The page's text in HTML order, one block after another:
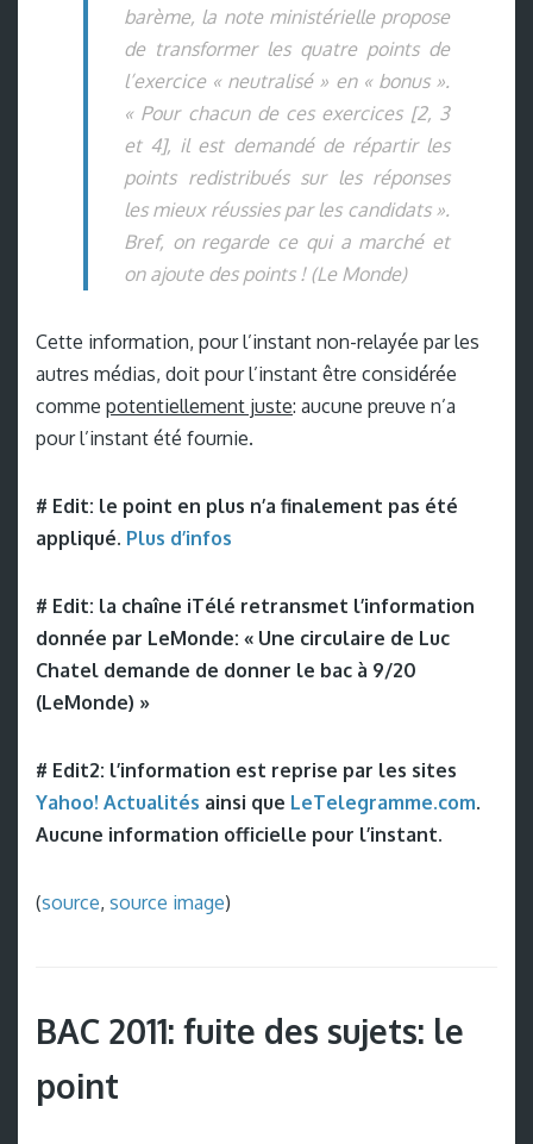
barème, la note ministérielle propose
de transformer les quatre points de
l’exercice « neutralisé » en « bonus ».
« Pour chacun de ces exercices [2, 3
et 4], il est demandé de répartir les
points redistribués sur les réponses
les mieux réussies par les candidats ».
Bref, on regarde ce qui a marché et
on ajoute des points ! (Le Monde)
Cette information, pour l’instant non-relayée par les
autres médias, doit pour l’instant être considérée
comme potentiellement juste: aucune preuve n’a
pour l’instant été fournie.
# Edit: le point en plus n’a finalement pas été
appliqué. Plus d’infos
# Edit: la chaîne iTélé retransmet l’information
donnée par LeMonde: « Une circulaire de Luc
Chatel demande de donner le bac à 9/20
(LeMonde) »
# Edit2: l’information est reprise par les sites
Yahoo! Actualités ainsi que LeTelegramme.com.
Aucune information officielle pour l’instant.
(source, source image)
BAC 2011: fuite des sujets: le
point